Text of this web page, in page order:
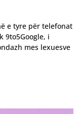
e tyre për telefonat
9to5Google, i
mes lexuesve